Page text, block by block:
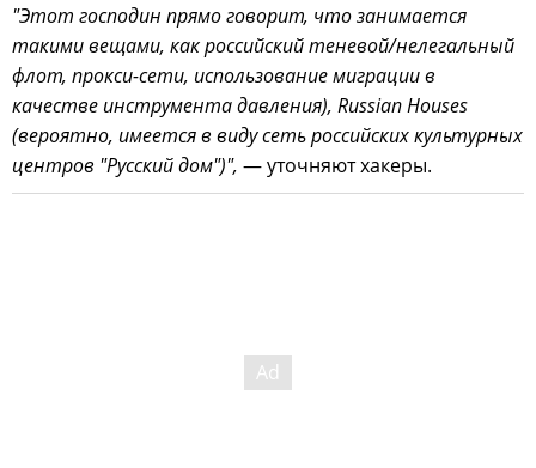
"Этот господин прямо говорит, что занимается
такими вещами, как российский теневой/нелегальный
флот, прокси-сети, использование миграции в
качестве инструмента давления), Russian Houses
(вероятно, имеется в виду сеть российских культурных
центров "Русский дом")", — уточняют хакеры.